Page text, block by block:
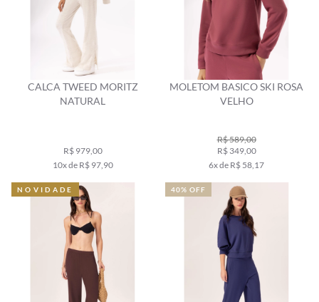
CALCA TWEED MORITZ
NATURAL
R$ 979,00
10x de R$ 97,90
MOLETOM BASICO SKI ROSA
VELHO
R$ 589,00
R$ 349,00
6x de R$ 58,17
NOVIDADE 40% OFF